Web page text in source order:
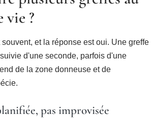
vie ?
et la réponse est oui. Une greffe
d'une seconde, parfois d'une
de la zone donneuse et de
pas improvisée